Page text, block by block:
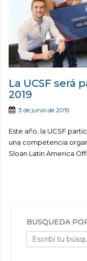
La UCSF será
2019
3 de junio de 2019
Este año, la UCSF
una competencia
Sloan Latin America
BÚSQUEDA